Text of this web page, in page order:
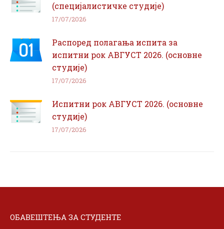
(специјалистичке студије)
17/07/2026
Распоред полагања испита за
испитни рок АВГУСТ 2026. (основне
студије)
17/07/2026
Испитни рок АВГУСТ 2026. (основне
студије)
17/07/2026
ОБАВЕШТЕЊА ЗА СТУДЕНТЕ